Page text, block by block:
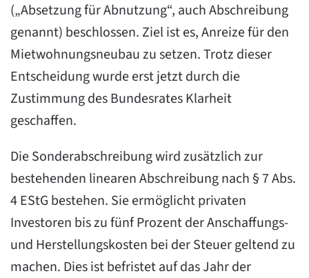
(„Absetzung für Abnutzung“, auch Abschreibung
genannt) beschlossen. Ziel ist es, Anreize für den
Mietwohnungsneubau zu setzen. Trotz dieser
Entscheidung wurde erst jetzt durch die
Zustimmung des Bundesrates Klarheit
geschaffen.
Die Sonderabschreibung wird zusätzlich zur
bestehenden linearen Abschreibung nach § 7 Abs.
4 EStG bestehen. Sie ermöglicht privaten
Investoren bis zu fünf Prozent der Anschaffungs-
und Herstellungskosten bei der Steuer geltend zu
machen. Dies ist befristet auf das Jahr der